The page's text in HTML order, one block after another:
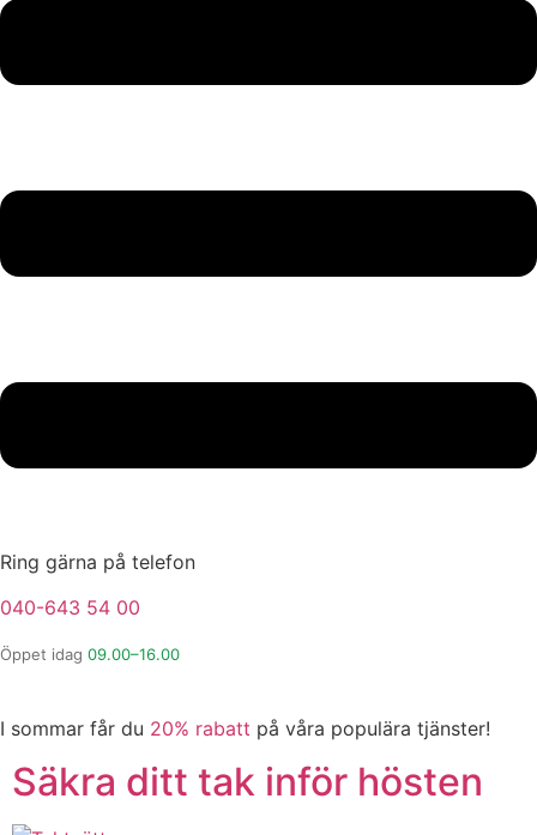
Ring gärna på telefon
040-643 54 00
Öppet idag 09.00–16.00
I sommar får du 20% rabatt på våra populära tjänster!
Säkra ditt tak inför hösten